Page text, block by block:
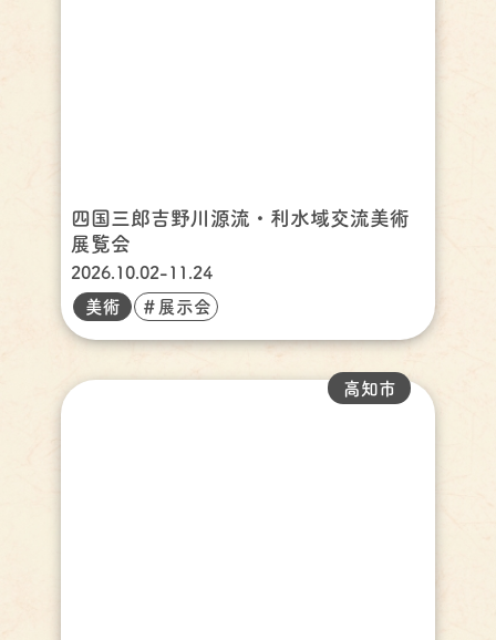
四国三郎吉野川源流・利水域交流美術
展覧会
2026.10.02-11.24
美術
＃展示会
高知市